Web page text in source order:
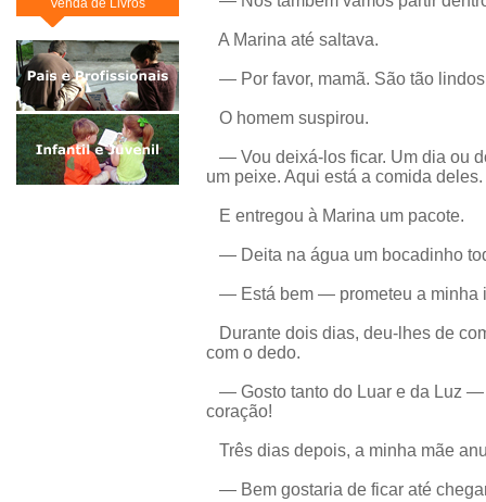
A Marina até saltava.
— Por favor, mamã. São tão
O homem suspirou.
— Vou deixá-los ficar. Um dia ou
um peixe. Aqui está a comida deles.
E entregou à Marina um pacote.
— Deita na água um bocadinho
— Está bem — prometeu a minha
Durante dois dias, deu-lhes de
com o dedo.
— Gosto tanto do Luar e da Luz
coração!
Três dias depois, a minha mãe
— Bem gostaria de ficar até